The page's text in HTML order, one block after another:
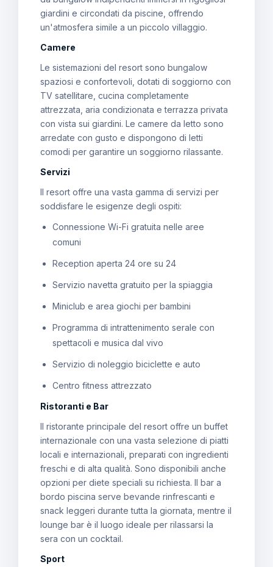
giardini e circondati da piscine, offrendo
un'atmosfera simile a un piccolo villaggio.
Camere
Le sistemazioni del resort sono bungalow
spaziosi e confortevoli, dotati di soggiorno con
TV satellitare, cucina completamente
attrezzata, aria condizionata e terrazza privata
con vista sui giardini. Le camere da letto sono
arredate con gusto e dispongono di letti
comodi per garantire un soggiorno rilassante.
Servizi
Il resort offre una vasta gamma di servizi per
soddisfare le esigenze degli ospiti:
Connessione Wi-Fi gratuita nelle aree
comuni
Reception aperta 24 ore su 24
Servizio navetta gratuito per la spiaggia
Miniclub e area giochi per bambini
Programma di intrattenimento serale con
spettacoli e musica dal vivo
Servizio di noleggio biciclette e auto
Centro fitness attrezzato
Ristoranti e Bar
Il ristorante principale del resort offre un buffet
internazionale con una vasta selezione di piatti
locali e internazionali, preparati con ingredienti
freschi e di alta qualità. Sono disponibili anche
opzioni per diete speciali su richiesta. Il bar a
bordo piscina serve bevande rinfrescanti e
snack leggeri durante tutta la giornata, mentre il
lounge bar è il luogo ideale per rilassarsi la
sera con un cocktail.
Sport